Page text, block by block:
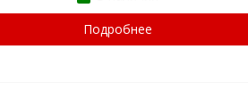
Подробнее